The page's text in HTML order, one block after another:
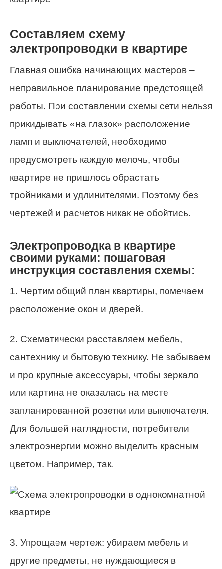
Составляем схему
электропроводки в квартире
Главная ошибка начинающих мастеров –
неправильное планирование предстоящей
работы. При составлении схемы сети нельзя
прикидывать «на глазок» расположение
ламп и выключателей, необходимо
предусмотреть каждую мелочь, чтобы
квартире не пришлось обрастать
тройниками и удлинителями. Поэтому без
чертежей и расчетов никак не обойтись.
Электропроводка в квартире
своими руками: пошаговая
инструкция составления схемы:
1. Чертим общий план квартиры, помечаем
расположение окон и дверей.
2. Схематически расставляем мебель,
сантехнику и бытовую технику. Не забываем
и про крупные аксессуары, чтобы зеркало
или картина не оказалась на месте
запланированной розетки или выключателя.
Для большей наглядности, потребители
электроэнергии можно выделить красным
цветом. Например, так.
3. Упрощаем чертеж: убираем мебель и
другие предметы, не нуждающиеся в